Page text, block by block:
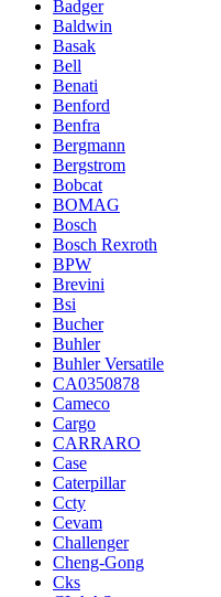
Badger
Baldwin
Basak
Bell
Benati
Benford
Benfra
Bergmann
Bergstrom
Bobcat
BOMAG
Bosch
Bosch Rexroth
BPW
Brevini
Bsi
Bucher
Buhler
Buhler Versatile
CA0350878
Cameco
Cargo
CARRARO
Case
Caterpillar
Ccty
Cevam
Challenger
Cheng-Gong
Cks